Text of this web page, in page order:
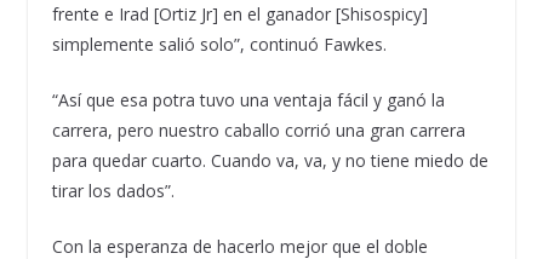
frente e Irad [Ortiz Jr] en el ganador [Shisospicy]
simplemente salió solo”, continuó Fawkes.
“Así que esa potra tuvo una ventaja fácil y ganó la
carrera, pero nuestro caballo corrió una gran carrera
para quedar cuarto. Cuando va, va, y no tiene miedo de
tirar los dados”.
Con la esperanza de hacerlo mejor que el doble